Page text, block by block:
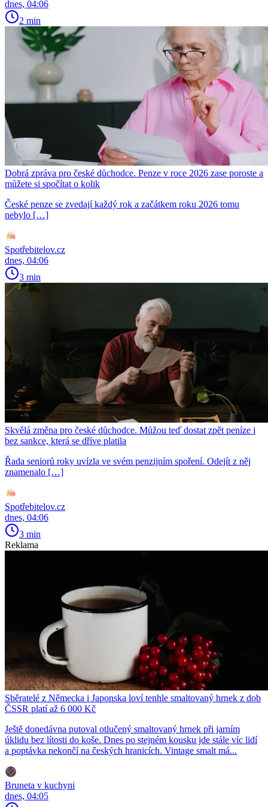
dnes, 04:06
2 min
Dobrá zpráva pro české důchodce. Penze v roce 2026 zase poroste a
můžete si spočítat o kolik
České penze se zvedají každý rok a začátkem roku 2026 tomu
nebylo […]
Spotřebitelov.cz
dnes, 04:06
3 min
Skvělá změna pro české důchodce. Můžou teď dostat zpět peníze i
bez sankce, která se dříve platila
Řada seniorů roky uvízla ve svém penzijním spoření. Odejít z něj
znamenalo […]
Spotřebitelov.cz
dnes, 04:06
3 min
Reklama
Sběratelé z Německa i Japonska loví tenhle smaltovaný hrnek z dob
ČSSR platí až 6 000 Kč
Ještě donedávna putoval otlučený smaltovaný hrnek při jarním
úklidu bez lítosti do koše. Dnes po stejném kousku jde stále víc lidí
a poptávka nekončí na českých hranicích. Vintage smalt má...
Bruneta v kuchyni
dnes, 04:05